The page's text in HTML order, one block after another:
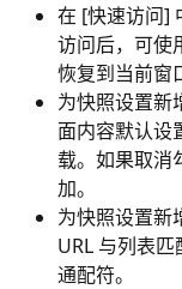
在 [快速访问]
访问后，可使
恢复到当前窗
为快照设置新
面内容默认设
载。如果取消
加。
为快照设置新
URL 与列表
通配符。